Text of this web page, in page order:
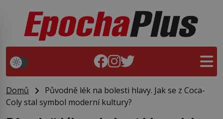
Domů
Původně lék na bolesti hlavy. Jak se z Coca-
Coly stal symbol moderní kultury?